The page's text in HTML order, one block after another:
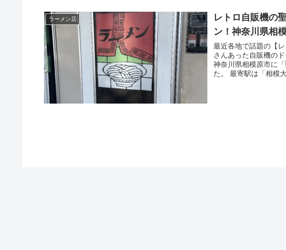
ラーメン店
レトロ自販機の
ン！神奈川県相模
最近各地で話題の【
さんあった自販機の
神奈川県相模原市に
た。 最寄駅は「相模